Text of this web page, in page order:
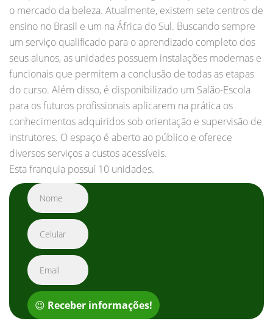
o mercado da beleza. Atualmente, existem sete centros de
ensino no Brasil e um na África do Sul. Buscando sempre
um serviço qualificado para o aprendizado completo dos
seus alunos, as unidades possuem instalações modernas e
funcionais que permitem a conclusão de todas as etapas
do curso. Além disso, é disponibilizado um Salão-Escola
para os futuros profissionais aplicarem na prática os
conhecimentos adquiridos sob orientação e supervisão de
instrutores. O espaço é aberto ao público e oferece
diversos serviços a custos acessíveis.
Esta franquia possuí 10 unidades.
😉 Receber informações!